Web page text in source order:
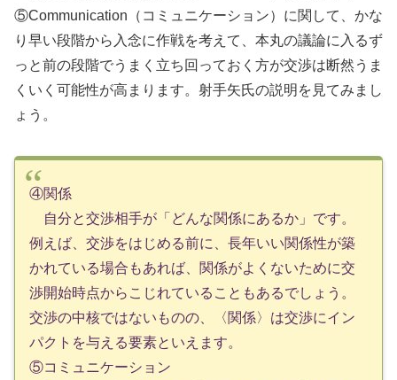
⑤Communication（コミュニケーション）に関して、かな
り早い段階から入念に作戦を考えて、本丸の議論に入るず
っと前の段階でうまく立ち回っておく方が交渉は断然うま
くいく可能性が高まります。射手矢氏の説明を見てみまし
ょう。
④関係
自分と交渉相手が「どんな関係にあるか」です。
例えば、交渉をはじめる前に、長年いい関係性が築
かれている場合もあれば、関係がよくないために交
渉開始時点からこじれていることもあるでしょう。
交渉の中核ではないものの、〈関係〉は交渉にイン
パクトを与える要素といえます。
⑤コミュニケーション